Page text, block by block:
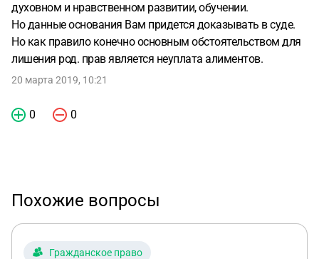
духовном и нравственном развитии, обучении.
Но данные основания Вам придется доказывать в суде.
Но как правило конечно основным обстоятельством для
лишения род. прав является неуплата алиментов.
20 марта 2019, 10:21
0 0
Похожие вопросы
Гражданское право